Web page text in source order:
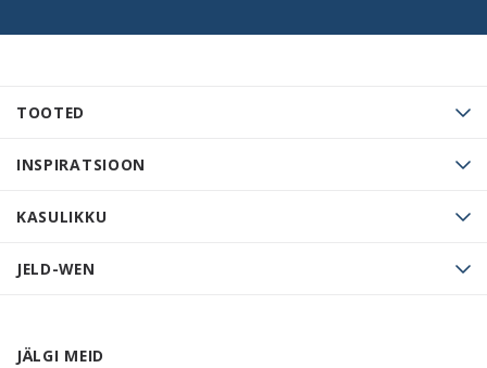
TOOTED
INSPIRATSIOON
KASULIKKU
JELD-WEN
JÄLGI MEID